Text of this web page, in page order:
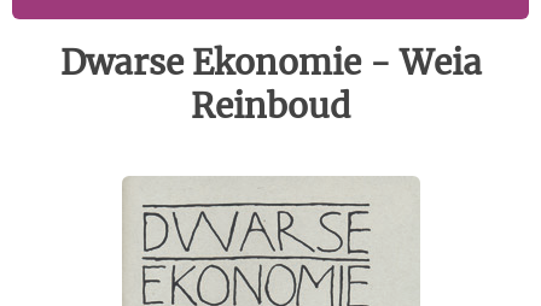
Dwarse Ekonomie - Weia
Reinboud